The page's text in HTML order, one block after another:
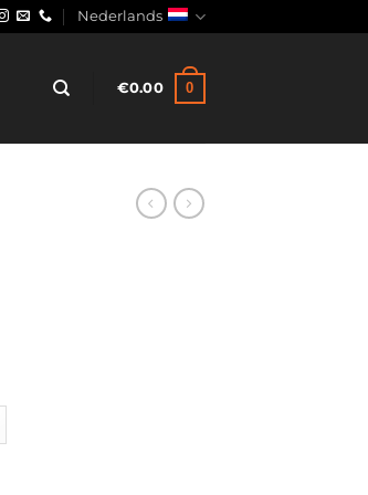
Nederlands
€0.00 0